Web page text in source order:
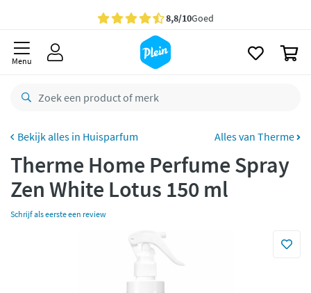
Gratisbezorging vanaf 35,- *
Bestelling uiterlijkmaandag
retourneren
CO2 neutraal
Betaal met Klarna
Menu
Huisparfum Alles van Therme
Therme Home Perfume Spray
Zen White Lotus 150 ml
Schrijf als eerste een review